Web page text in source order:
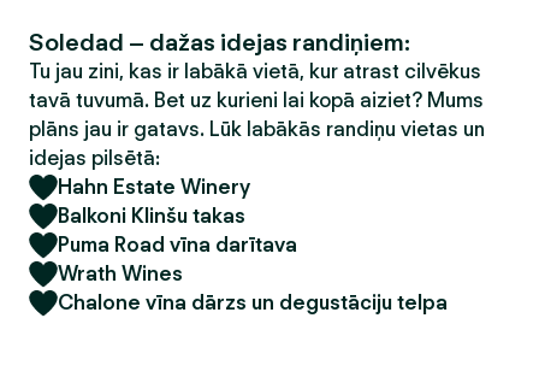
Soledad – dažas idejas randiņiem:
Tu jau zini, kas ir labākā vietā, kur atrast cilvēkus
tavā tuvumā. Bet uz kurieni lai kopā aiziet? Mums
plāns jau ir gatavs. Lūk labākās randiņu vietas un
idejas pilsētā:
Hahn Estate Winery
Balkoni Klinšu takas
Puma Road vīna darītava
Wrath Wines
Chalone vīna dārzs un degustāciju telpa